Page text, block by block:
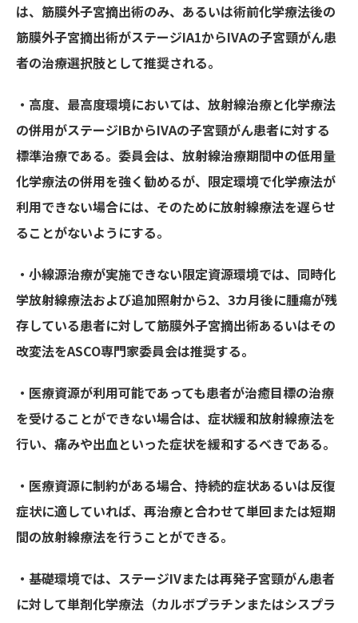
は、筋膜外子宮摘出術のみ、あるいは術前化学療法後の
筋膜外子宮摘出術がステージIA1からIVAの子宮頸がん患
者の治療選択肢として推奨される。
・高度、最高度環境においては、放射線治療と化学療法
の併用がステージIBからIVAの子宮頸がん患者に対する
標準治療である。委員会は、放射線治療期間中の低用量
化学療法の併用を強く勧めるが、限定環境で化学療法が
利用できない場合には、そのために放射線療法を遅らせ
ることがないようにする。
・小線源治療が実施できない限定資源環境では、同時化
学放射線療法および追加照射から2、3カ月後に腫瘍が残
存している患者に対して筋膜外子宮摘出術あるいはその
改変法をASCO専門家委員会は推奨する。
・医療資源が利用可能であっても患者が治癒目標の治療
を受けることができない場合は、症状緩和放射線療法を
行い、痛みや出血といった症状を緩和するべきである。
・医療資源に制約がある場合、持続的症状あるいは反復
症状に適していれば、再治療と合わせて単回または短期
間の放射線療法を行うことができる。
・基礎環境では、ステージIVまたは再発子宮頸がん患者
に対して単剤化学療法（カルボプラチンまたはシスプラ